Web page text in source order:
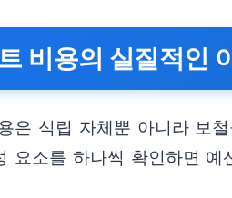
비용의 실질적인
은 식립 자체뿐 아니라 보
요소를 하나씩 확인하면 예